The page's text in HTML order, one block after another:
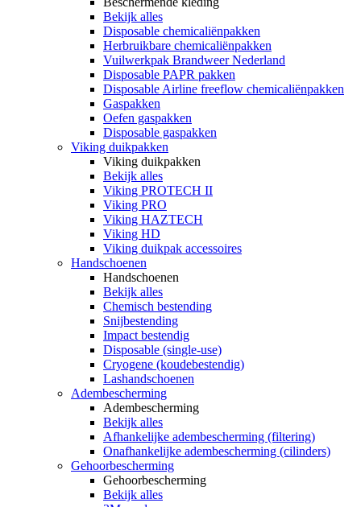
Bekijk alles
Disposable chemicaliënpakken
Herbruikbare chemicaliënpakken
Vuilwerkpak Brandweer Nederland
Disposable PAPR pakken
Disposable Airline freeflow chemicaliënpakken
Gaspakken
Oefen gaspakken
Disposable gaspakken
Viking duikpakken
Viking duikpakken
Bekijk alles
Viking PROTECH II
Viking PRO
Viking HAZTECH
Viking HD
Viking duikpak accessoires
Handschoenen
Handschoenen
Bekijk alles
Chemisch bestending
Snijbestending
Impact bestendig
Disposable (single-use)
Cryogene (koudebestendig)
Lashandschoenen
Adembescherming
Adembescherming
Bekijk alles
Afhankelijke adembescherming (filtering)
Onafhankelijke adembescherming (cilinders)
Gehoorbescherming
Gehoorbescherming
Bekijk alles